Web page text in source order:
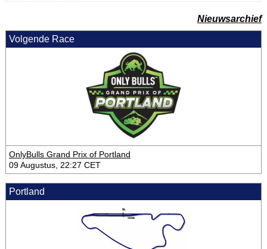
Nieuwsarchief
Volgende Race
OnlyBulls Grand Prix of Portland
09 Augustus, 22:27 CET
Portland